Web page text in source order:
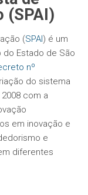
(SPAI)
(SPAI) é um
Estado de São
nº
do sistema
com a
em inovação e
e
diferentes